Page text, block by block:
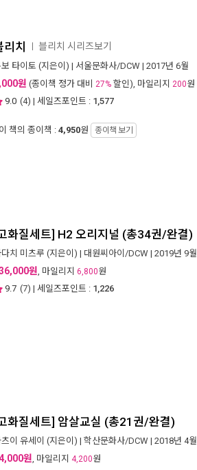
리치 블리치 시리즈보기
타이토 (지은이) | 서울문화사/DCW | 2017년 6월
원 (종이책 정가 대비 27% 할인), 마일리지 200원
9.0 (4) | 세일즈포인트 : 1,577
이 책의 종이책 : 4,950원 종이책 보기
화질세트] H2 오리지널 (총34권/완결)
다치 미츠루 (지은이) | 대원씨아이/DCW | 2019년 9월
원, 마일리지 6,800원
9.7 (7) | 세일즈포인트 : 1,226
화질세트] 암살교실 (총21권/완결)
이 유세이 (지은이) | 학산문화사/DCW | 2018년 4월
원, 마일리지 4,200원